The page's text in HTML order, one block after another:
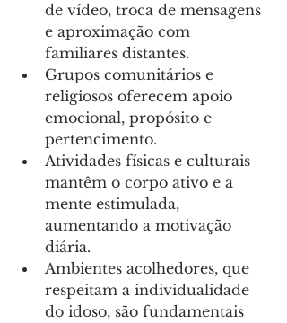
de vídeo, troca de mensagens
e aproximação com
familiares distantes.
Grupos comunitários e
religiosos oferecem apoio
emocional, propósito e
pertencimento.
Atividades físicas e culturais
mantêm o corpo ativo e a
mente estimulada,
aumentando a motivação
diária.
Ambientes acolhedores, que
respeitam a individualidade
do idoso, são fundamentais